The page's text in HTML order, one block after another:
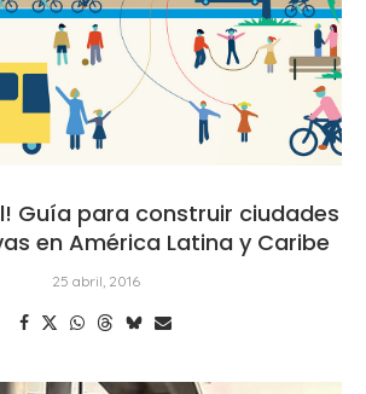
Guía para construir ciudades
en América Latina y Caribe
25 abril, 2016